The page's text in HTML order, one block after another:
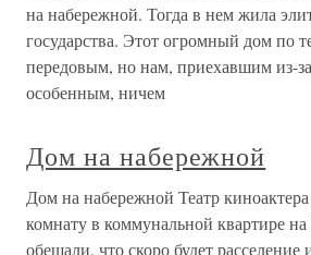
на набережной. Тогда в нем жила
государства. Этот огромный дом по
передовым, но нам, приехавшим из-
особенным, ничем
Дом на набережной
Дом на набережной Театр
комнату в коммунальной квартире
обещали, что скоро будет расселение